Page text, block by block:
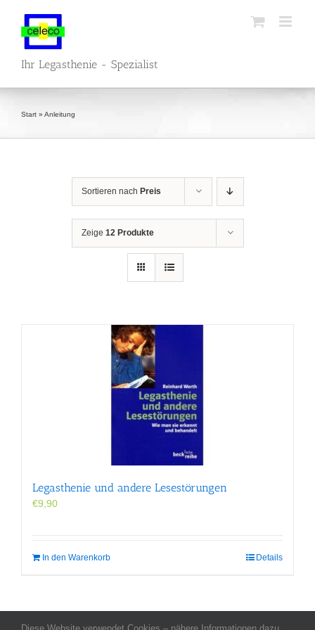
springen
Ihr Legasthenie - Spezialist
Start » Anleitung
Sortieren nach Preis
Zeige 12 Produkte
Legasthenie und andere Lesestörungen
€9,90
In den Warenkorb Details